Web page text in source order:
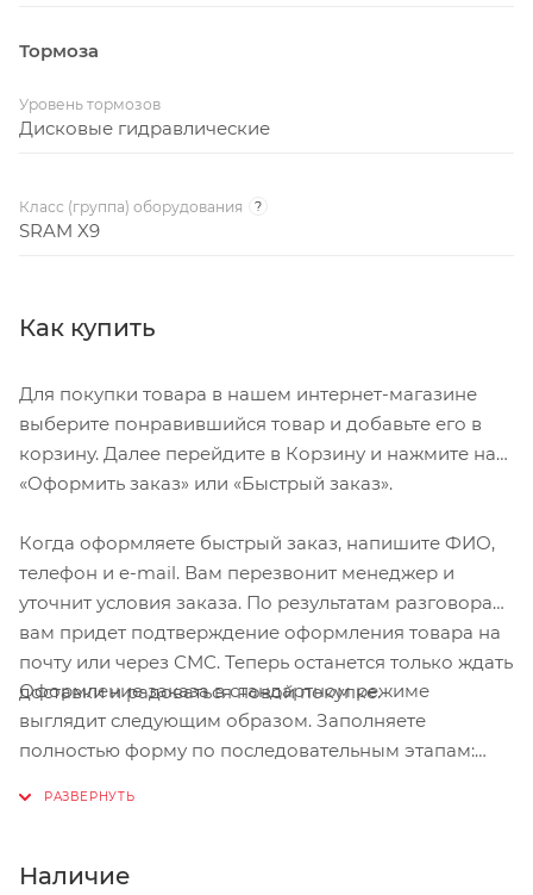
Тормоза
Уровень тормозов
Дисковые гидравлические
Класс (группа) оборудования ?
SRAM X9
Как купить
Для покупки товара в нашем интернет-магазине
выберите понравившийся товар и добавьте его в
корзину. Далее перейдите в Корзину и нажмите на
«Оформить заказ» или «Быстрый заказ».
Когда оформляете быстрый заказ, напишите ФИО,
телефон и e-mail. Вам перезвонит менеджер и
уточнит условия заказа. По результатам разговора
вам придет подтверждение оформления товара на
почту или через СМС. Теперь останется только ждать
доставки и радоваться новой покупке.
Оформление заказа в стандартном режиме
выглядит следующим образом. Заполняете
полностью форму по последовательным этапам:
Нажмите кнопку «Оформить заказ».
Наличие